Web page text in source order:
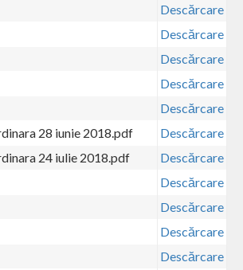
Descărcare
Descărcare
Descărcare
Descărcare
Descărcare
28 iunie 2018.pdf
Descărcare
24 iulie 2018.pdf
Descărcare
Descărcare
Descărcare
Descărcare
Descărcare